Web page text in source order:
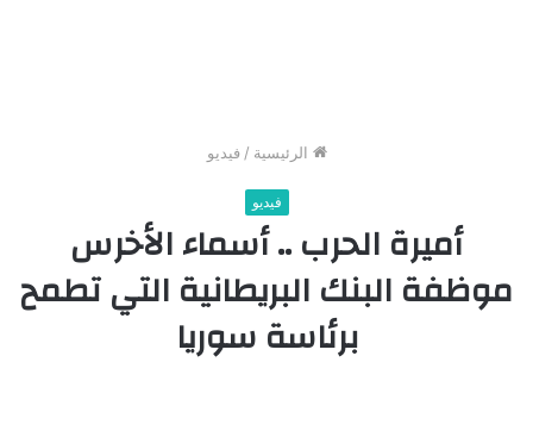
الرئيسية / فيديو
فيديو
أميرة الحرب .. أسماء الأخرس
موظفة البنك البريطانية التي تطمح
برئاسة سوريا